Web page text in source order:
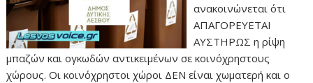
ανακοινώνεται ότι
ΑΠΑΓΟΡΕΥΕΤΑΙ
ΑΥΣΤΗΡΩΣ η ρίψη
μπαζών και ογκωδών αντικειμένων σε κοινόχρηστους
χώρους. Οι κοινόχρηστοι χώροι ΔΕΝ είναι χωματερή και ο